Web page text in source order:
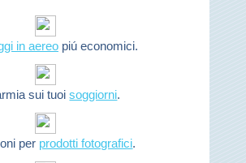
in aereopiú economici.
sui tuoisoggiorni.
per prodotti fotografici.